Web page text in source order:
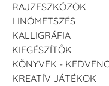
RAJZESZKÖZÖK
LINÓMETSZÉS
KALLIGRÁFIA
KIEGÉSZÍTŐK
KÖNYVEK -
KREATÍV JÁTÉKOK